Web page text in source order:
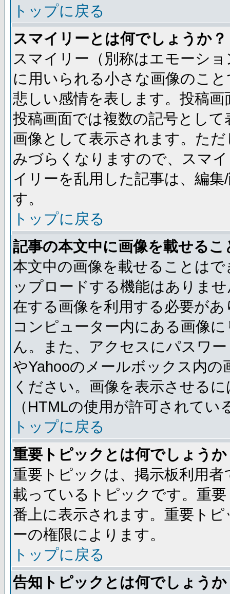
トップに戻る
スマイリーとは何でしょうか？
スマイリー（別称はエモーシ
に用いられる小さな画像のこ
悲しい感情を表します。投稿
投稿画面では複数の記号とし
画像として表示されます。た
みづらくなりますので、スマ
イリーを乱用した記事は、編
す。
トップに戻る
記事の本文中に画像を載せる
本文中の画像を載せることは
ップロードする機能はありま
在する画像を利用する必要が
コンピューター内にある画像
ん。また、アクセスにパスワ
やYahooのメールボックス内
ください。画像を表示させる
（HTMLの使用が許可されて
トップに戻る
重要トピックとは何でしょうか
重要トピックは、掲示板利用
載っているトピックです。重
番上に表示されます。重要ト
ーの権限によります。
トップに戻る
告知トピックとは何でしょうか